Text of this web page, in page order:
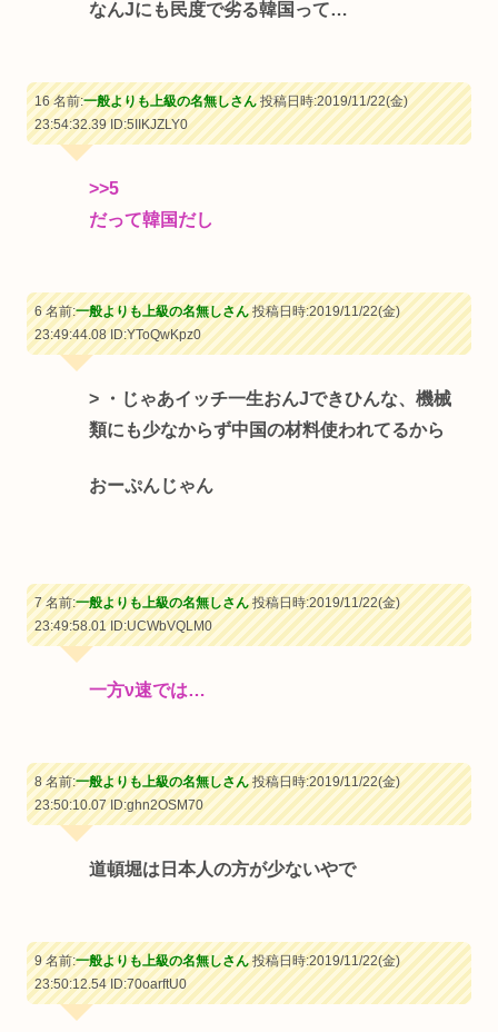
なんJにも民度で劣る韓国って…
16 名前:一般よりも上級の名無しさん投稿日時:2019/11/22(金)
23:54:32.39ID:5IIKJZLY0
>>5
だって韓国だし
6 名前:一般よりも上級の名無しさん投稿日時:2019/11/22(金)
23:49:44.08ID:YToQwKpz0
> ・じゃあイッチ一生おんJできひんな、機械
類にも少なからず中国の材料使われてるから
おーぷんじゃん
7 名前:一般よりも上級の名無しさん投稿日時:2019/11/22(金)
23:49:58.01ID:UCWbVQLM0
一方ν速では…
8 名前:一般よりも上級の名無しさん投稿日時:2019/11/22(金)
23:50:10.07ID:ghn2OSM70
道頓堀は日本人の方が少ないやで
9 名前:一般よりも上級の名無しさん投稿日時:2019/11/22(金)
23:50:12.54ID:70oarftU0